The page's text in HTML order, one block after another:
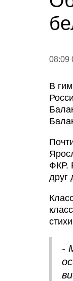
08:09
В
ФКР.
друг
-